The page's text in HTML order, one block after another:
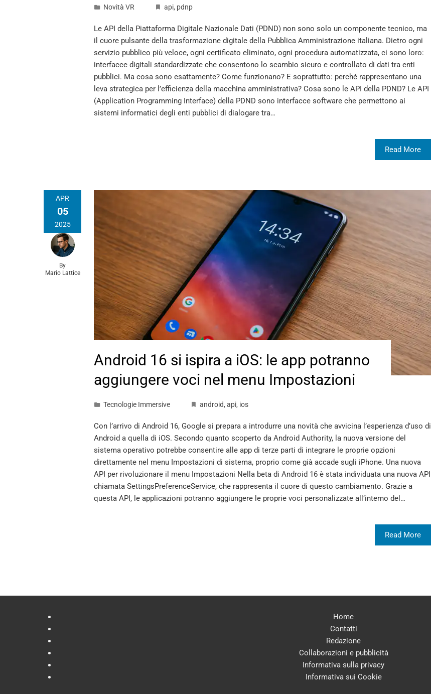
Novità VR api, pdnp
Le API della Piattaforma Digitale Nazionale Dati (PDND) non sono solo un componente tecnico, ma
il cuore pulsante della trasformazione digitale della Pubblica Amministrazione italiana. Dietro ogni
servizio pubblico più veloce, ogni certificato eliminato, ogni procedura automatizzata, ci sono loro:
interfacce digitali standardizzate che consentono lo scambio sicuro e controllato di dati tra enti
pubblici. Ma cosa sono esattamente? Come funzionano? E soprattutto: perché rappresentano una
leva strategica per l’efficienza della macchina amministrativa? Cosa sono le API della PDND? Le API
(Application Programming Interface) della PDND sono interfacce software che permettono ai
sistemi informatici degli enti pubblici di dialogare tra…
Read More
APR
05
2025
By
Mario Lattice
Android 16 si ispira a iOS: le app potranno
aggiungere voci nel menu Impostazioni
Tecnologie Immersive android, api, ios
Con l’arrivo di Android 16, Google si prepara a introdurre una novità che avvicina l’esperienza d’uso di
Android a quella di iOS. Secondo quanto scoperto da Android Authority, la nuova versione del
sistema operativo potrebbe consentire alle app di terze parti di integrare le proprie opzioni
direttamente nel menu Impostazioni di sistema, proprio come già accade sugli iPhone. Una nuova
API per rivoluzionare il menu Impostazioni Nella beta di Android 16 è stata individuata una nuova API
chiamata SettingsPreferenceService, che rappresenta il cuore di questo cambiamento. Grazie a
questa API, le applicazioni potranno aggiungere le proprie voci personalizzate all’interno del…
Read More
Home
Contatti
Redazione
Collaborazioni e pubblicità
Informativa sulla privacy
Informativa sui Cookie